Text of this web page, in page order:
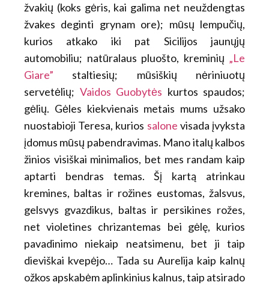
žvakių (koks gėris, kai galima net neuždengtas
žvakes deginti grynam ore); mūsų lempučių,
kurios atkako iki pat Sicilijos jaunųjų
automobiliu; natūralaus pluošto, kreminių „Le
Giare” staltiesių; mūsiškių nėriniuotų
servetėlių; Vaidos Guobytės kurtos spaudos;
gėlių. Gėles kiekvienais metais mums užsako
nuostabioji Teresa, kurios salone visada įvyksta
įdomus mūsų pabendravimas. Mano italų kalbos
žinios visiškai minimalios, bet mes randam kaip
aptarti bendras temas. Šį kartą atrinkau
kremines, baltas ir rožines eustomas, žalsvus,
gelsvys gvazdikus, baltas ir persikines rožes,
net violetines chrizantemas bei gėlę, kurios
pavadinimo niekaip neatsimenu, bet ji taip
dieviškai kvepėjo… Tada su Aurelija kaip kalnų
ožkos apskabėm aplinkinius kalnus, taip atsirado